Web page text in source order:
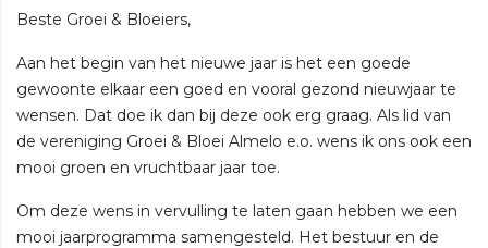
Beste Groei & Bloeiers,
Aan het begin van het nieuwe jaar is het een goede
gewoonte elkaar een goed en vooral gezond nieuwjaar te
wensen. Dat doe ik dan bij deze ook erg graag. Als lid van
de vereniging Groei & Bloei Almelo e.o. wens ik ons ook een
mooi groen en vruchtbaar jaar toe.
Om deze wens in vervulling te laten gaan hebben we een
mooi jaarprogramma samengesteld. Het bestuur en de